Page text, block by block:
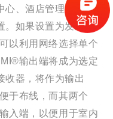
心、酒店管理场合、
。如果设置为发送
以利用网络选择单个
输出端将成为选定
收器，将作为输出
于布线，而其两个
入端，以便用于室内